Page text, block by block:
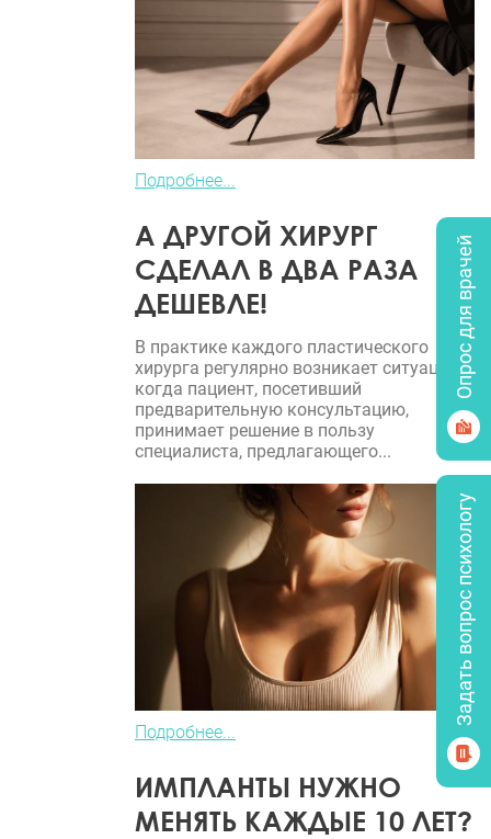
Подробнее...
А ДРУГОЙ ХИРУРГ
СДЕЛАЛ В ДВА РАЗА
ДЕШЕВЛЕ!
В практике каждого пластического
хирурга регулярно возникает ситуация,
когда пациент, посетивший
предварительную консультацию,
принимает решение в пользу
специалиста, предлагающего...
Подробнее...
ИМПЛАНТЫ НУЖНО
МЕНЯТЬ КАЖДЫЕ 10 ЛЕТ?
Опрос для врачей
Задать вопрос психологу